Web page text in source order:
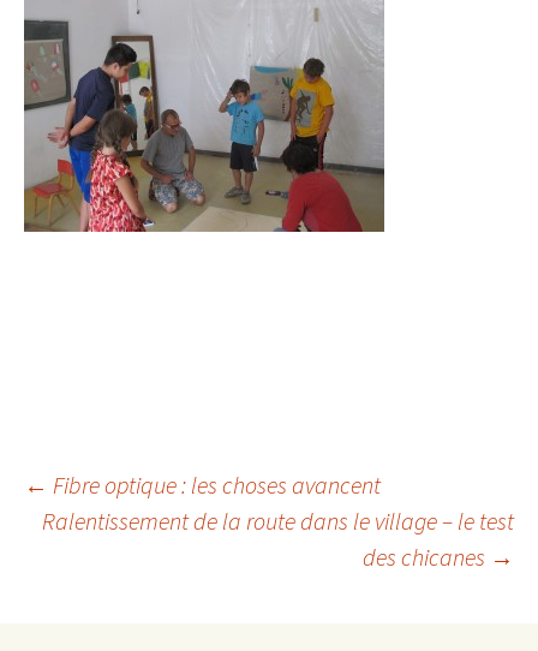
Navigation
← Fibre optique : les choses avancent
Ralentissement de la route dans le village – le test
des chicanes →